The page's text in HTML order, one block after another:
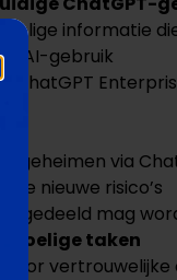
informatie
AI-gebruik
ChatGPT
via
nieuwe risico’s
gedeeld mag
taken
voor